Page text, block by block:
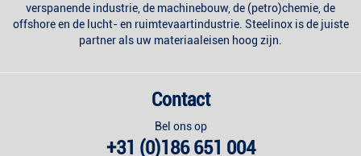
verspanende industrie, de machinebouw, de (petro)chemie, de
offshore en de lucht- en ruimtevaartindustrie. Steelinox is de juiste
partner als uw materiaaleisen hoog zijn.
Contact
Bel ons op
+31 (0)186 651 004